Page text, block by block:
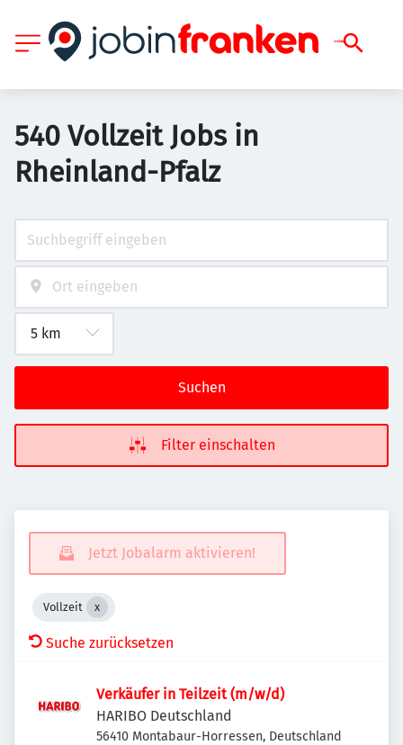
540 Vollzeit Jobs in
Rheinland-Pfalz
Suchen
Filter einschalten
Jetzt Jobalarm aktivieren!
Vollzeit
Suche zurücksetzen
Verkäufer in Teilzeit (m/w/d)
HARIBO Deutschland
56410 Montabaur-Horressen, Deutschland